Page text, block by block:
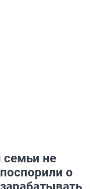
семьи не
о